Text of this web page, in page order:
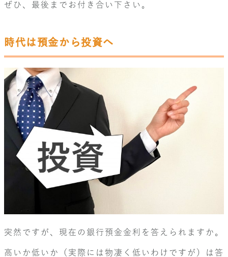
ぜひ、最後までお付き合い下さい。
時代は預金から投資へ
突然ですが、現在の銀行預金金利を答えられますか。
高いか低いか（実際には物凄く低いわけですが）は答